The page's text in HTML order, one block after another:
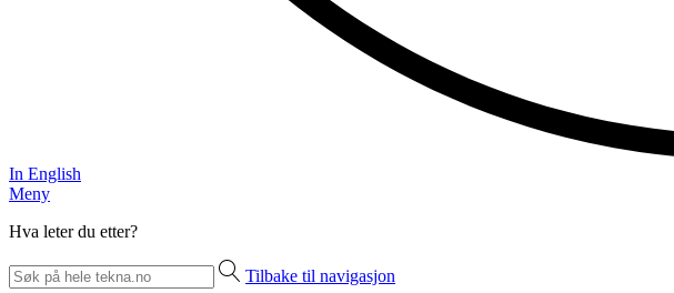
In English
Meny
Hva leter du etter?
Tilbake til navigasjon